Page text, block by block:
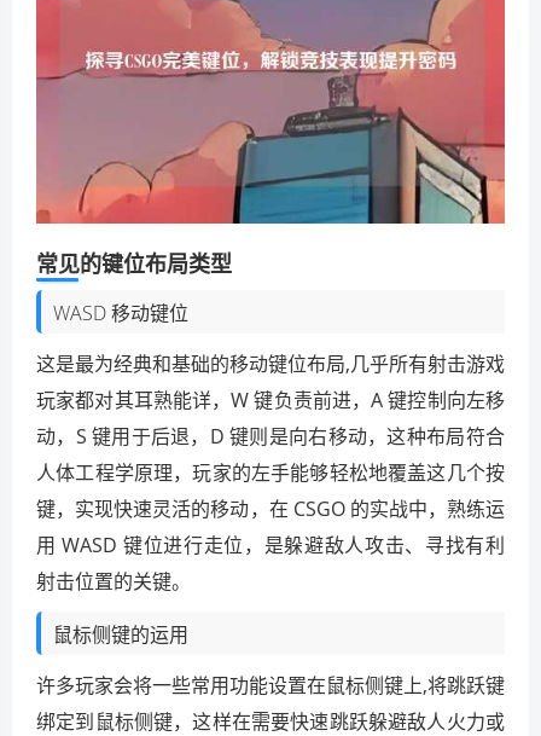
常见的键位布局类型
WASD 移动键位
这是最为经典和基础的移动键位布局,几乎所有射击游戏
玩家都对其耳熟能详，W 键负责前进，A 键控制向左移
动，S 键用于后退，D 键则是向右移动，这种布局符合
人体工程学原理，玩家的左手能够轻松地覆盖这几个按
键，实现快速灵活的移动，在 CSGO 的实战中，熟练运
用 WASD 键位进行走位，是躲避敌人攻击、寻找有利
射击位置的关键。
鼠标侧键的运用
许多玩家会将一些常用功能设置在鼠标侧键上,将跳跃键
绑定到鼠标侧键，这样在需要快速跳跃躲避敌人火力或